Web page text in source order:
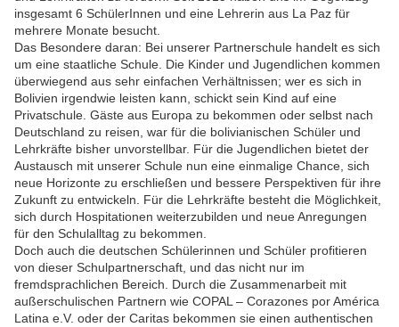
insgesamt 6 SchülerInnen und eine Lehrerin aus La Paz für
mehrere Monate besucht.
Das Besondere daran: Bei unserer Partnerschule handelt es sich
um eine staatliche Schule. Die Kinder und Jugendlichen kommen
überwiegend aus sehr einfachen Verhältnissen; wer es sich in
Bolivien irgendwie leisten kann, schickt sein Kind auf eine
Privatschule. Gäste aus Europa zu bekommen oder selbst nach
Deutschland zu reisen, war für die bolivianischen Schüler und
Lehrkräfte bisher unvorstellbar. Für die Jugendlichen bietet der
Austausch mit unserer Schule nun eine einmalige Chance, sich
neue Horizonte zu erschließen und bessere Perspektiven für ihre
Zukunft zu entwickeln. Für die Lehrkräfte besteht die Möglichkeit,
sich durch Hospitationen weiterzubilden und neue Anregungen
für den Schulalltag zu bekommen.
Doch auch die deutschen Schülerinnen und Schüler profitieren
von dieser Schulpartnerschaft, und das nicht nur im
fremdsprachlichen Bereich. Durch die Zusammenarbeit mit
außerschulischen Partnern wie COPAL – Corazones por América
Latina e.V. oder der Caritas bekommen sie einen authentischen